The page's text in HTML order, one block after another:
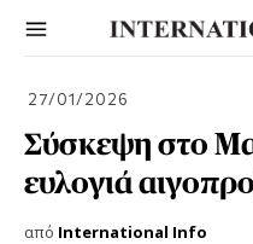
27/01/2026
Σύσκεψη στο
ευλογιά
από International Info